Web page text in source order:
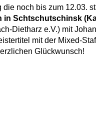
noch bis zum 12.03.
in Schtschutschinsk
Dietharz e.V.) mit
mit der Mixed-
Glückwunsch!